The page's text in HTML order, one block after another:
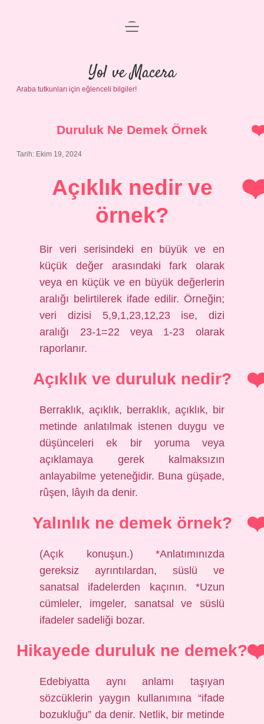
Anasayfa
Gizlilik Politikası
Yasal Uyarı
menüyü
Yol ve Macera
Araba tutkunları için eğlenceli bilgiler!
Duruluk Ne Demek Örnek
Tarih: Ekim 19, 2024
Açıklık nedir ve
örnek?
Bir veri serisindeki en büyük ve en
küçük değer arasındaki fark olarak
veya en küçük ve en büyük değerlerin
aralığı belirtilerek ifade edilir. Örneğin;
veri dizisi 5,9,1,23,12,23 ise, dizi
aralığı 23-1=22 veya 1-23 olarak
raporlanır.
Açıklık ve duruluk nedir?
Berraklık, açıklık, berraklık, açıklık, bir
metinde anlatılmak istenen duygu ve
düşünceleri ek bir yoruma veya
açıklamaya gerek kalmaksızın
anlayabilme yeteneğidir. Buna güşade,
rûşen, lâyıh da denir.
Yalınlık ne demek örnek?
(Açık konuşun.) *Anlatımınızda
gereksiz ayrıntılardan, süslü ve
sanatsal ifadelerden kaçının. *Uzun
cümleler, imgeler, sanatsal ve süslü
ifadeler sadeliği bozar.
Hikayede duruluk ne demek?
Edebiyatta aynı anlamı taşıyan
sözcüklerin yaygın kullanımına “ifade
bozukluğu” da denir. Netlik, bir metinde